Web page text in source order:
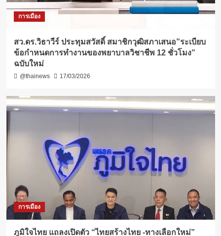
การเมือง
สว.ดร.วิธา​วีร์​ ประทุ​ม​สวัสดิ์​ สมาชิกวุฒิสภาเสนอ”ระเบียบ
ข้อกำหนดการทำงานของพยาบาลวิชาชีพ​ 12 ชั่วโมง​”
ฉบับใหม่
@thainews 17/03/2026
การเมือง
ภูมิใจไทย แถลงเปิดตัว “ไทยสร้างไทย -ทางเลือกใหม่”